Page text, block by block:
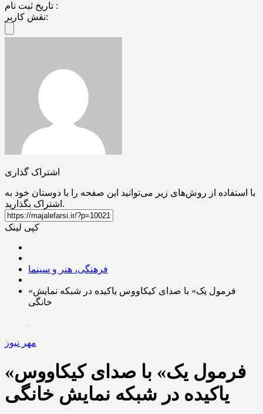
تاریخ ثبت نام :
نقش کاربر:
اشتراک گذاری
با استفاده از روش‌های زیر می‌توانید این صفحه را با دوستان خود به
اشتراک بگذارید.
کپی لینک
فرهنگی، هنر و سینما
«فرمول یک» با صدای کیکاووس یاکیده در شبکه نمایش
خانگی
مهر نیوز
«فرمول یک» با صدای کیکاووس
یاکیده در شبکه نمایش خانگی